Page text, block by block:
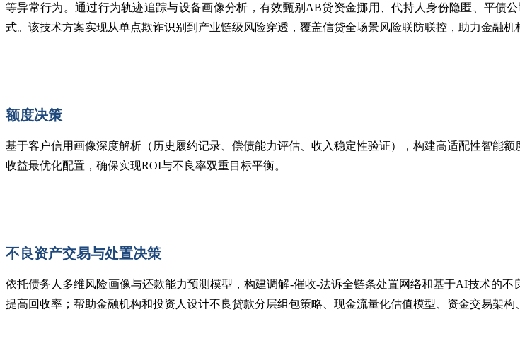
等异常行为。通过行为轨迹追踪与设备画像分析，有效甄别AB贷资金挪用、代持人身份隐匿、平债
式。该技术方案实现从单点欺诈识别到产业链级风险穿透，覆盖信贷全场景风险联防联控，助力金融机
额度决策
基于客户信用画像深度解析（历史履约记录、偿债能力评估、收入稳定性验证），构建高适配性智能
收益最优化配置，确保实现ROI与不良率双重目标平衡。
不良资产交易与处置决策
依托债务人多维风险画像与还款能力预测模型，构建调解-催收-法诉全链条处置网络和基于AI技术的不
提高回收率；帮助金融机构和投资人设计不良贷款分层组包策略、现金流量化估值模型、资金交易架构